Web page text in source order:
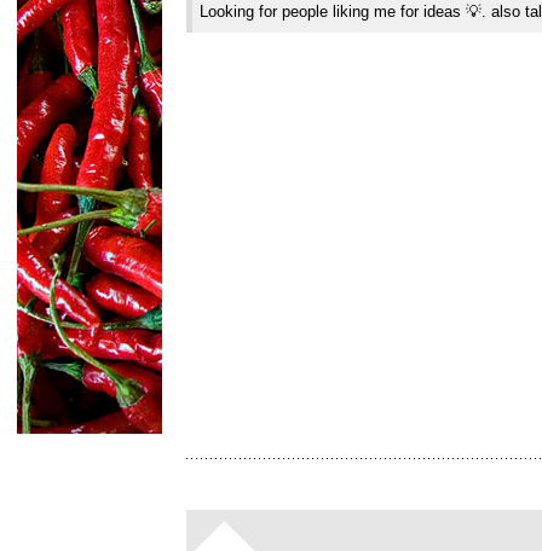
Looking for people liking me for ideas 💡. also